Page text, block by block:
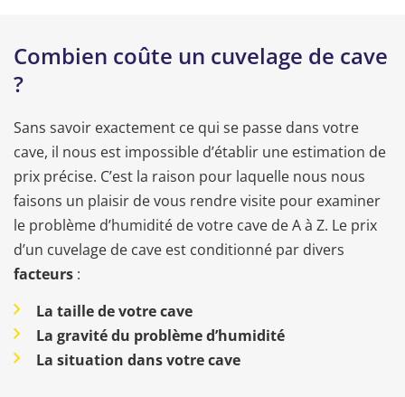
Combien coûte un cuvelage de cave
?
Sans savoir exactement ce qui se passe dans votre
cave, il nous est impossible d’établir une estimation de
prix précise. C’est la raison pour laquelle nous nous
faisons un plaisir de vous rendre visite pour examiner
le problème d’humidité de votre cave de A à Z. Le prix
d’un cuvelage de cave est conditionné par divers
facteurs :
La taille de votre cave
La gravité du problème d’humidité
La situation dans votre cave